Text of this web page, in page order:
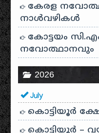
കേരള
നാൾവഴികൾ
കോട്ടയം
നവോത്ഥാനവും
2026
July
കൊട്ടിയൂർ
കൊട്ടിയൂർ –